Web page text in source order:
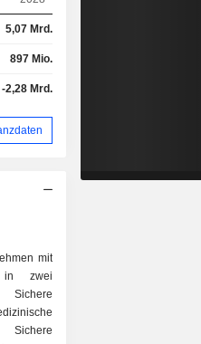
5,07 Mrd.
897 Mio.
-2,28 Mrd.
mit
zwei
Sichere